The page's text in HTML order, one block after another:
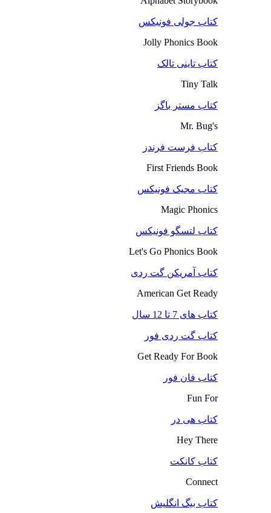
کتاب جولی فونیکس
Jolly Phonics Book
کتاب تاینی تالک
Tiny Talk
کتاب مستر باگز
Mr. Bug's
کتاب فرست فرندز
First Friends Book
کتاب مجیک فونیکس
Magic Phonics
کتاب لتسگو فونیکس
Let's Go Phonics Book
کتاب آمریکن گت ردی
American Get Ready
کتاب های 7 تا 12 سال
کتاب گت ردی فور
Get Ready For Book
کتاب فان فور
Fun For
کتاب هی در
Hey There
کتاب کانکت
Connect
کتاب بیگ انگلیش